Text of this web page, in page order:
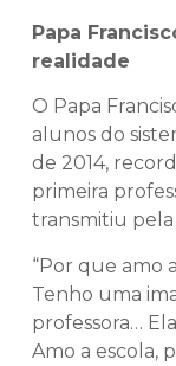
Papa
realidade
O Papa
alunos do
de 2014,
primeira
transmitiu pela
“Por que amo
Tenho uma
professora…
Amo a escola,